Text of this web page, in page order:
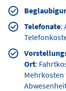
Telefonate:
Ort:
Mehrkosten